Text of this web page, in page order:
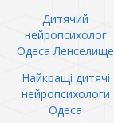
Дитячий
нейропсихолог
Одеса Ленселище
Найкращі дитячі
нейропсихологи
Одеса